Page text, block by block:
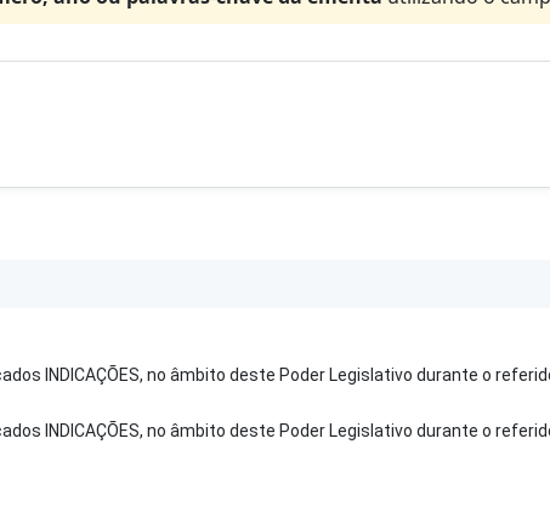
INDICAÇÕES, no âmbito deste Poder Legislativo durante o
INDICAÇÕES, no âmbito deste Poder Legislativo durante o